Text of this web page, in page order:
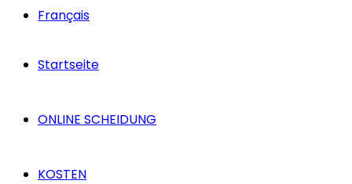
Français
Startseite
ONLINE SCHEIDUNG
KOSTEN